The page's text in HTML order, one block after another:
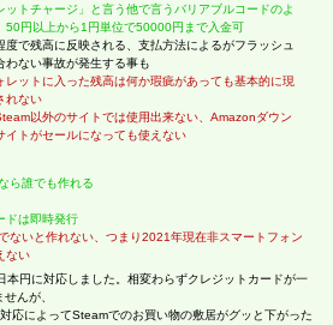
ットチャージ」と言う他で言うバリアブルコードのよ
50円以上から1円単位で50000円まで入金可
度で残高に反映される、支払方法によるがフラッシュ
わない事故が発生する事も
レットに入った残高は何か瑕疵があっても基本的に現
れない
以外のサイトでは使用出来ない、Amazonダウン
イトがセールになっても使えない
ら誰でも作れる
ドは即時発行
ないと作れない、つまり2021年現在非スマートフォン
ない
円に対応しました。相変わらずクレジットカードが一
んが、
応によってSteamでのお買い物の敷居がグッと下がった